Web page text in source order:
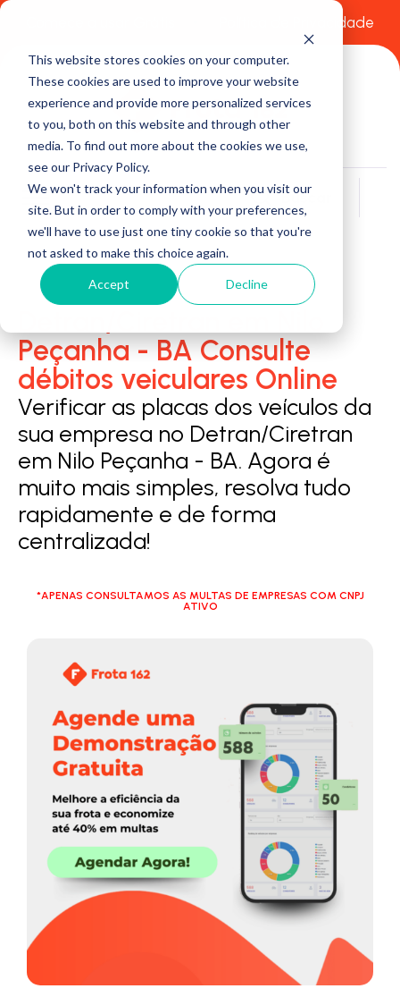
This website stores cookies on your computer.
These cookies are used to improve your website
experience and provide more personalized services
to you, both on this website and through other
media. To find out more about the cookies we use,
see our Privacy Policy.
We won't track your information when you visit our
site. But in order to comply with your preferences,
we'll have to use just one tiny cookie so that you're
not asked to make this choice again.
Accept Decline
Política de Privacidade
Buscar
Peçanha - BA Consulte
débitos veiculares Online
Verificar as placas dos veículos da
sua empresa no Detran/Ciretran
em Nilo Peçanha - BA. Agora é
muito mais simples, resolva tudo
rapidamente e de forma
centralizada!
*APENAS CONSULTAMOS AS MULTAS DE EMPRESAS COM CNPJ
ATIVO